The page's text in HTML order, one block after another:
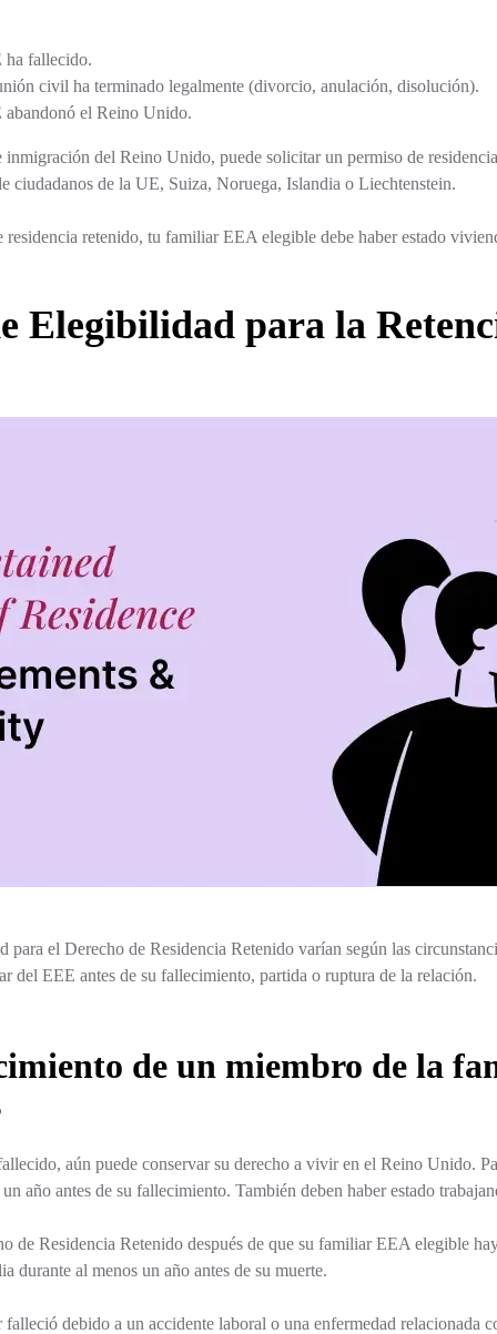
ha fallecido.
civil ha terminado legalmente (divorcio, anulación, disolución).
el Reino Unido.
inmigración del Reino Unido, puede solicitar un permiso de
ciudadanos de la UE, Suiza, Noruega, Islandia o Liechtenstein.
residencia retenido, tu familiar EEA elegible debe haber estado
Elegibilidad para la
para el Derecho de Residencia Retenido varían según las
del EEE antes de su fallecimiento, partida o ruptura de la relación.
de un miembro de la
aún puede conservar su derecho a vivir en el Reino Unido.
año antes de su fallecimiento. También deben haber estado
de Residencia Retenido después de que su familiar EEA elegible
durante al menos un año antes de su muerte.
debido a un accidente laboral o una enfermedad relacionada